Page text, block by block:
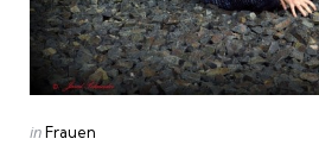
Categories
Posted
inFrauen